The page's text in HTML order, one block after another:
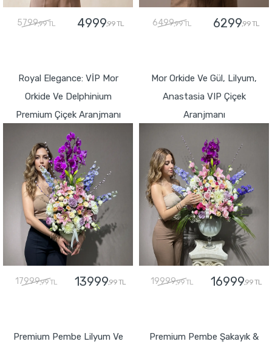
5799,99 TL 4999,99 TL 6499,99 TL 6299,99 TL
Royal Elegance: VİP Mor
Orkide Ve Delphinium
Premium Çiçek Aranjmanı
17999,99 TL 13999,99 TL
Mor Orkide Ve Gül, Lilyum,
Anastasia VIP Çiçek
Aranjmanı
19999,99 TL 16999,99 TL
Premium Pembe Lilyum Ve
Premium Pembe Şakayık &